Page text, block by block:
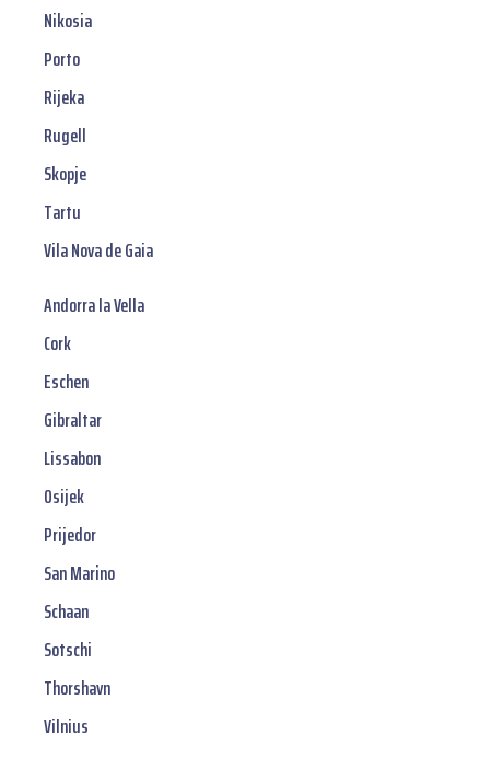
Nikosia
Porto
Rijeka
Rugell
Skopje
Tartu
Vila Nova de Gaia
Andorra la Vella
Cork
Eschen
Gibraltar
Lissabon
Osijek
Prijedor
San Marino
Schaan
Sotschi
Thorshavn
Vilnius